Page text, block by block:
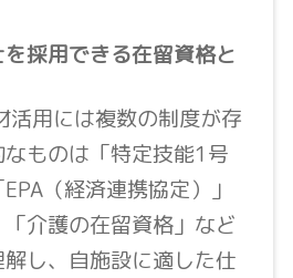
採用できる在留資格と
活用には複数の制度が存
ものは「特定技能1号
（経済連携協定）」
「介護の在留資格」など
し、自施設に適した仕